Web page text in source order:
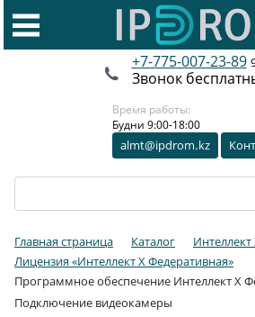
+7-775-007-23-89
Звонок
Время работы:
Будни 9:00-18:00
almt@ipdrom.kz
Главная страница Каталог
Интеллект
Лицензия «Интеллект X Федеративная»
Программное обеспечение Интеллект X
Подключение видеокамеры